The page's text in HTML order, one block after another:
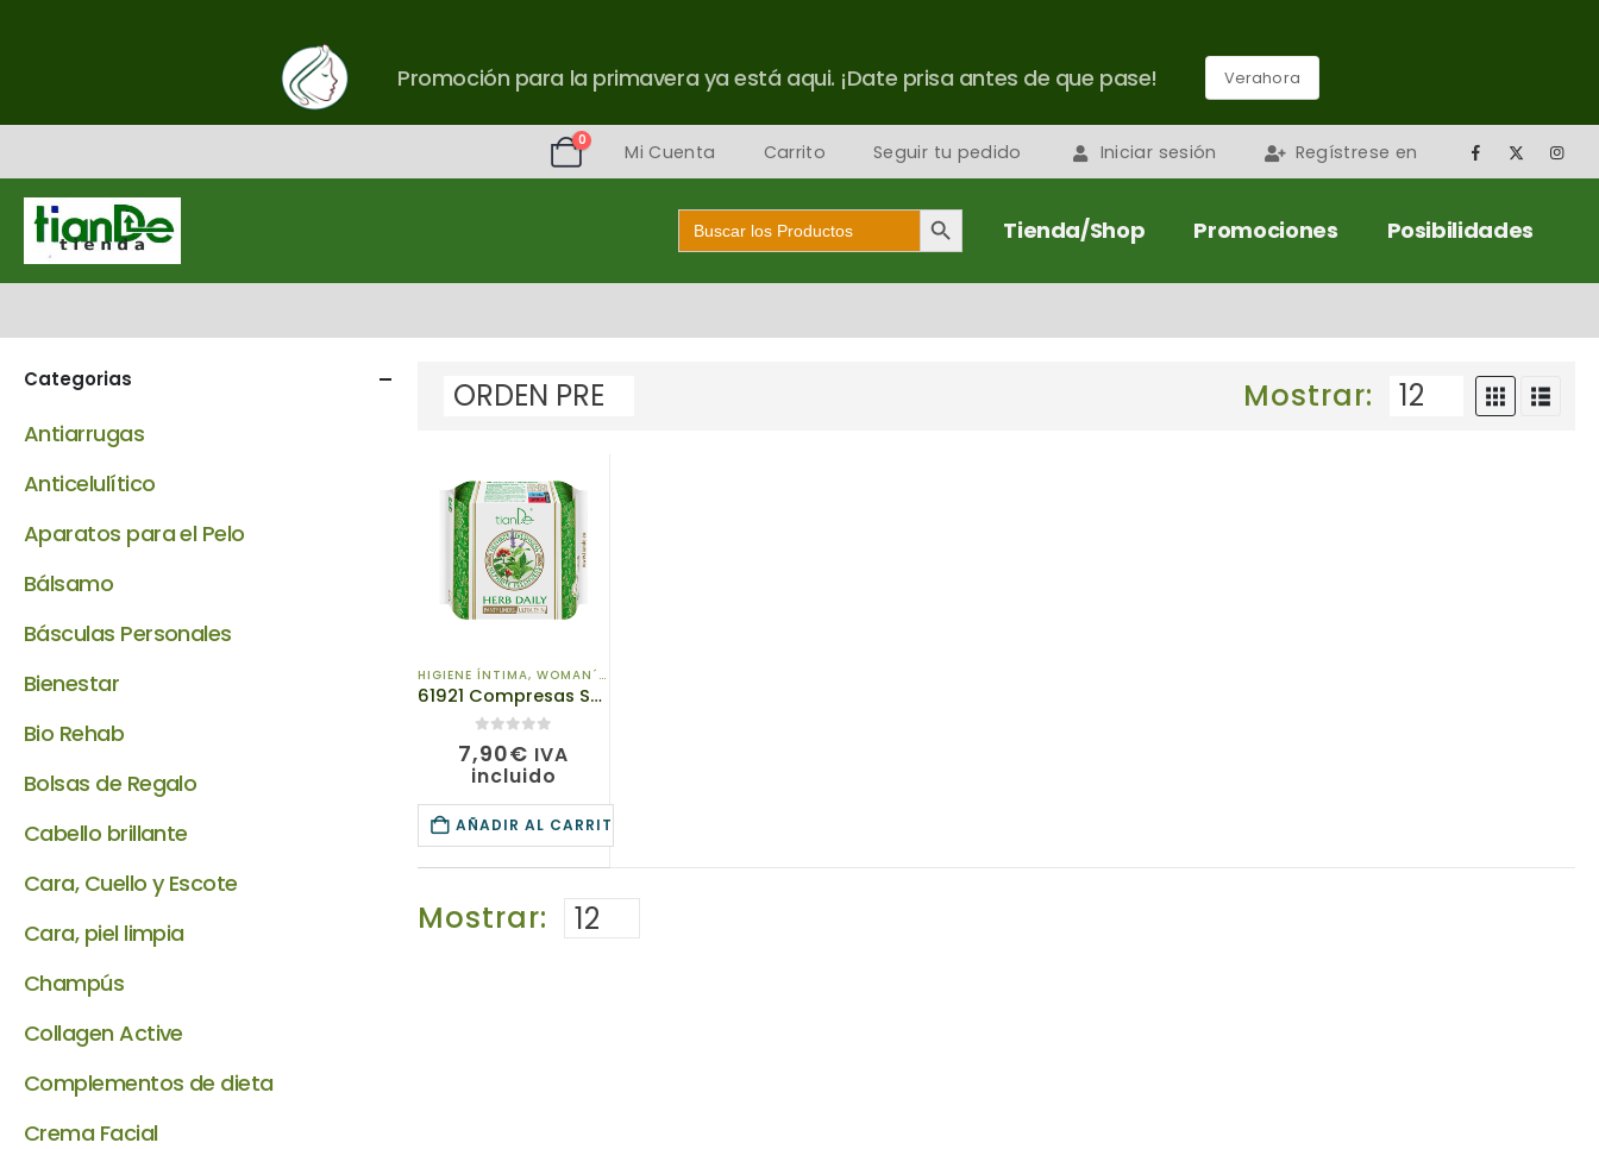
Promoción para la primavera ya está aqui. ¡Date prisa antes de que pase! Verahora
0
Mi Cuenta Carrito Seguir tu pedido Iniciar sesión Regístrese en
Buscar: Botón de búsqueda
Tienda/Shop Promociones Posibilidades
Mostrar:
HIGIENE ÍNTIMA, WOMAN´S HEALTH
61921 Compresas Sanitarias Para Mujeres a Base de Hierbas, Súper Delgadas, tianDe, 25Un.
0de 5
7,90€ IVA
incluido
AÑADIR AL CARRITO
Mostrar:
Categorias
Antiarrugas
Anticelulítico
Aparatos para el Pelo
Bálsamo
Básculas Personales
Bienestar
Bio Rehab
Bolsas de Regalo
Cabello brillante
Cara, Cuello y Escote
Cara, piel limpia
Champús
Collagen Active
Complementos de dieta
Crema Facial